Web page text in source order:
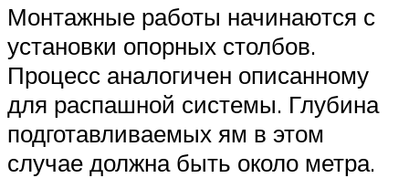
Монтажные работы начинаются с
установки опорных столбов.
Процесс аналогичен описанному
для распашной системы. Глубина
подготавливаемых ям в этом
случае должна быть около метра.